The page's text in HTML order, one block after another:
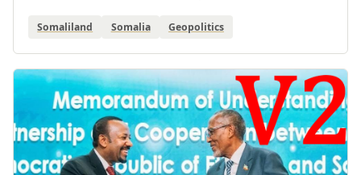
Somaliland Somalia Geopolitics